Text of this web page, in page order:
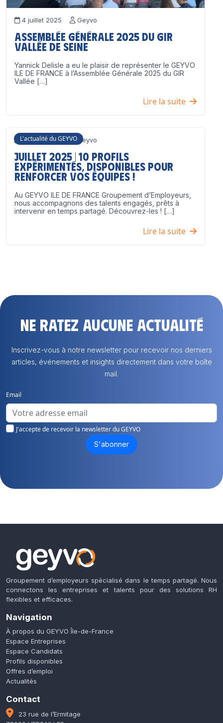
4 juillet 2025 Geyvo
Assemblée Générale 2025 du GIR
Vallée de Seine
Yannick Delisle a eu le plaisir de représenter le GEYVO
ILE DE FRANCE à l’Assemblée Générale 2025 du GIR
Vallée […]
Lire la suite
L'actualité du GEYVO
3 juillet 2025 Geyvo
Juillet 2025 | 10 profils
expérimentés, disponibles pour
renforcer vos équipes !
Au GEYVO ILE DE FRANCE Groupement d’Employeurs,
nous accompagnons des talents engagés, prêts à
intervenir en temps partagé. Découvrez-les ! […]
Lire la suite
Ne ratez aucune actualité
Inscrivez-vous à notre newsletter pour recevoir nos derniers
articles, événements et insights directement dans votre boîte
mail.
Email
J'accepte de recevoir la newsletter du GEYVO
S'abonner
Groupement d’employeurs spécialisé dans le temps partagé. Nous
connectons les entreprises et talents pour des solutions RH
flexibles et efficaces.
Navigation
À propos du GEYVO Île-de-France
Espace Entreprises
Espace Candidats
Profils disponibles
Offres d’emploi
Actualités
Contact
23 rue de l’Ermitage